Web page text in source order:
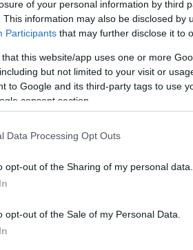
of your personal information by third
This information may also be disclosed by
Participants that may further disclose it to
that this website/app uses one or more
but not limited to your visit or
to Google and its third-party tags to use
consent section.
Data Processing Opt Outs
opt-out of the Sharing of my personal data.
opt-out of the Sale of my Personal Data.
es oficial, Sony acaba de anunciar que la
Turismo 5 para Play Station 3 se
de 2010 en Japón. El lanzamiento será
F-Series Super Duty
2020
años consecutivos. No es de extrañar
año 2011. La gran F-Series…
Detalle de sus
año 2010. Hyundai